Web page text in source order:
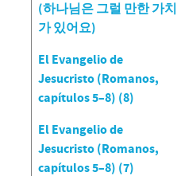
(하나님은 그럴 만한 가치
가 있어요)
El Evangelio de
Jesucristo (Romanos,
capítulos 5–8) (8)
El Evangelio de
Jesucristo (Romanos,
capítulos 5–8) (7)